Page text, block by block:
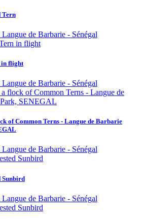
Tern
de Barbarie - Sénégal
in flight
de Barbarie - Sénégal
of Common Terns - Langue de Barbarie
de Barbarie - Sénégal
Sunbird
de Barbarie - Sénégal